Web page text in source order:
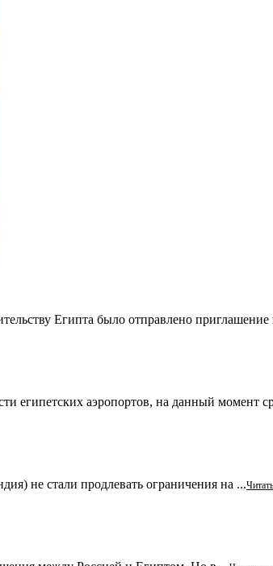
Египта было отправлено приглашение
египетских аэропортов, на данный момент
не стали продлевать ограничения на ...